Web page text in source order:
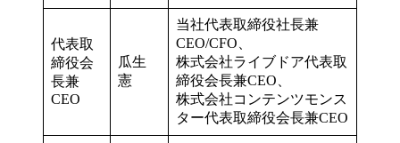
代表取
締役会
長兼
CEO
瓜生
憲
当社代表取締役社長兼
CEO/CFO、
株式会社ライブドア代表取
締役会長兼CEO、
株式会社コンテンツモンス
ター代表取締役会長兼CEO